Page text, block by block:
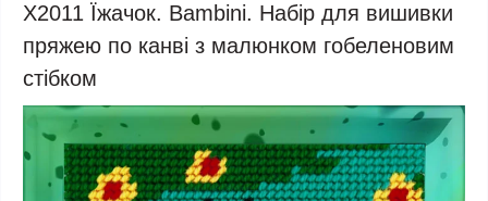
X2011 Їжачок. Bambini. Набір для вишивки
пряжею по канві з малюнком гобеленовим
стібком